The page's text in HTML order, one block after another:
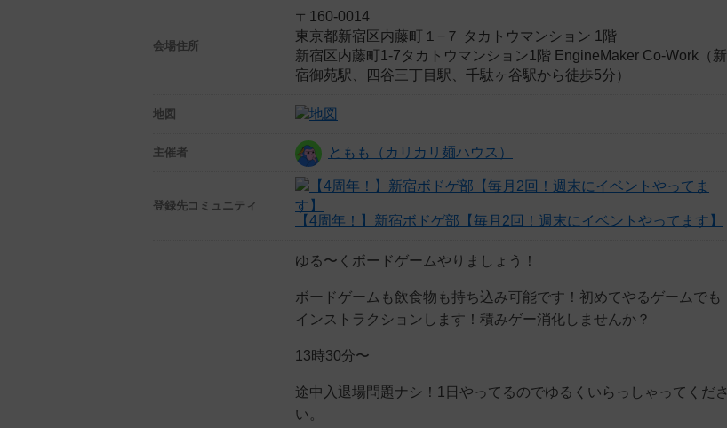
会場住所
〒160-0014
東京都新宿区内藤町１−７ タカトウマンション 1階
新宿区内藤町1-7タカトウマンション1階 EngineMaker Co-Work（新
宿御苑駅、四谷三丁目駅、千駄ヶ谷駅から徒歩5分）
地図
主催者 ともも（カリカリ麺ハウス）
登録先コミュニティ
【4周年！】新宿ボドゲ部【毎月2回！週末にイベントやってます】
ゆる〜くボードゲームやりましょう！
ボードゲームも飲食物も持ち込み可能です！初めてやるゲームでも
インストラクションします！積みゲー消化しませんか？
13時30分〜
途中入退場問題ナシ！1日やってるのでゆるくいらっしゃってくださ
い。